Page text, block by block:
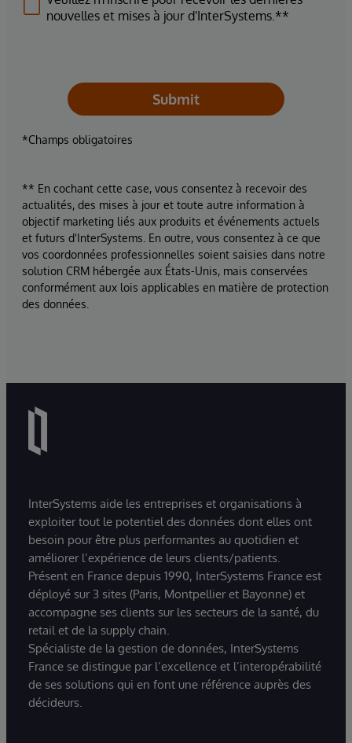
nouvelles et mises à jour d'InterSystems.**
Submit
*Champs obligatoires
** En cochant cette case, vous consentez à recevoir des
actualités, des mises à jour et toute autre information à
objectif marketing liés aux produits et événements actuels
et futurs d'InterSystems. En outre, vous consentez à ce que
vos coordonnées professionnelles soient saisies dans notre
solution CRM hébergée aux États-Unis, mais conservées
conformément aux lois applicables en matière de protection
des données.
InterSystems aide les entreprises et organisations à
exploiter tout le potentiel des données dont elles ont
besoin pour être plus performantes au quotidien et
améliorer l’expérience de leurs clients/patients.
Présent en France depuis 1990, InterSystems France est
déployé sur 3 sites (Paris, Montpellier et Bayonne) et
accompagne ses clients sur les secteurs de la santé, du
retail et de la supply chain.
Spécialiste de la gestion de données, InterSystems
France se distingue par l’excellence et l’interopérabilité
de ses solutions qui en font une référence auprès des
décideurs.